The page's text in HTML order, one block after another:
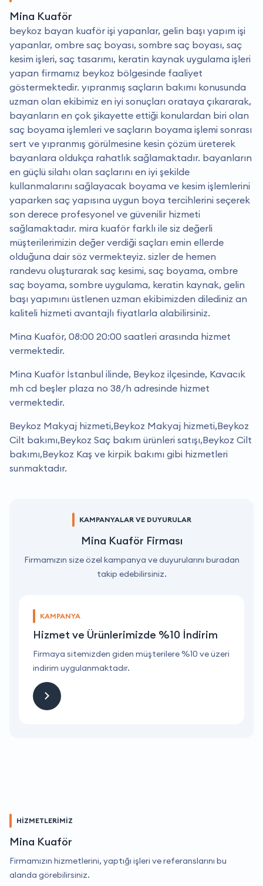
Mina Kuaför
beykoz bayan kuaför işi yapanlar, gelin başı yapım işi
yapanlar, ombre saç boyası, sombre saç boyası, saç
kesim işleri, saç tasarımı, keratin kaynak uygulama işleri
yapan firmamız beykoz bölgesinde faaliyet
göstermektedir. yıpranmış saçların bakımı konusunda
uzman olan ekibimiz en iyi sonuçları orataya çıkararak,
bayanların en çok şikayette ettiği konulardan biri olan
saç boyama işlemleri ve saçların boyama işlemi sonrası
sert ve yıpranmış görülmesine kesin çözüm üreterek
bayanlara oldukça rahatlık sağlamaktadır. bayanların
en güçlü silahı olan saçlarını en iyi şekilde
kullanmalarını sağlayacak boyama ve kesim işlemlerini
yaparken saç yapısına uygun boya tercihlerini seçerek
son derece profesyonel ve güvenilir hizmeti
sağlamaktadır. mira kuaför farklı ile siz değerli
müşterilerimizin değer verdiği saçları emin ellerde
olduğuna dair söz vermekteyiz. sizler de hemen
randevu oluşturarak saç kesimi, saç boyama, ombre
saç boyama, sombre uygulama, keratin kaynak, gelin
başı yapımını üstlenen uzman ekibimizden dilediniz an
kaliteli hizmeti avantajlı fiyatlarla alabilirsiniz.
Mina Kuaför, 08:00 20:00 saatleri arasında hizmet
vermektedir.
Mina Kuaför İstanbul ilinde, Beykoz ilçesinde, Kavacık
mh cd beşler plaza no 38/h adresinde hizmet
vermektedir.
Beykoz Makyaj hizmeti,Beykoz Makyaj hizmeti,Beykoz
Cilt bakımı,Beykoz Saç bakım ürünleri satışı,Beykoz Cilt
bakımı,Beykoz Kaş ve kirpik bakımı gibi hizmetleri
sunmaktadır.
KAMPANYALAR VE DUYURULAR
Mina Kuaför Firması
Firmamızın size özel kampanya ve duyurularını buradan
takip edebilirsiniz.
KAMPANYA
Hizmet ve Ürünlerimizde %10 İndirim
Firmaya sitemizden giden müşterilere %10 ve üzeri
indirim uygulanmaktadır.
HİZMETLERİMİZ
Mina Kuaför
Firmamızın hizmetlerini, yaptığı işleri ve referanslarını bu
alanda görebilirsiniz.